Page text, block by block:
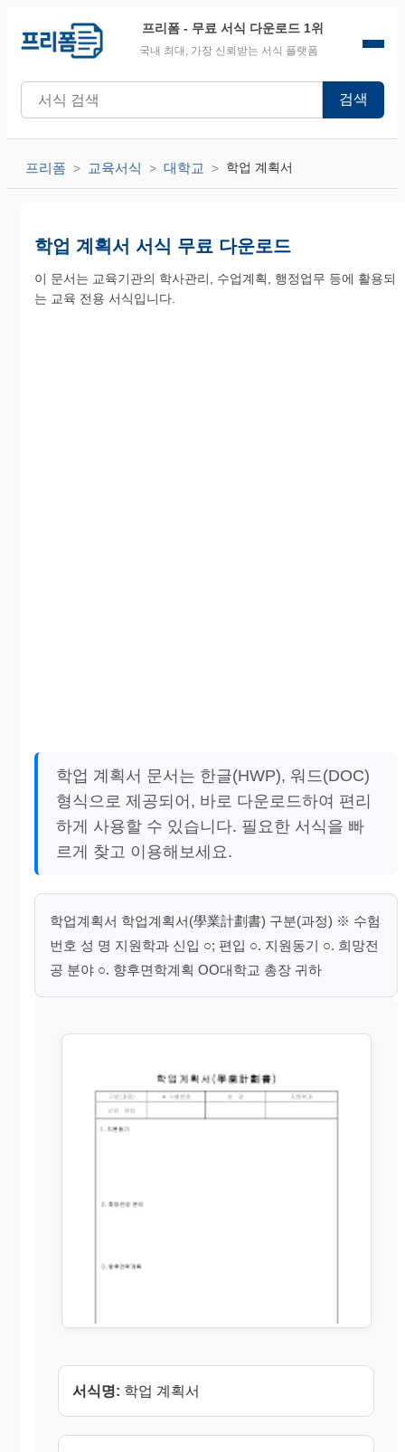
프리폼 - 무료 서식 다운로드 1위
국내 최대, 가장 신뢰받는 서식 플랫폼
검색
프리폼 교육서식 대학교 학업 계획서
학업 계획서 서식 무료 다운로드
이 문서는 교육기관의 학사관리, 수업계획, 행정업무 등에 활용되
는 교육 전용 서식입니다.
학업 계획서 문서는 한글(HWP), 워드(DOC)
형식으로 제공되어, 바로 다운로드하여 편리
하게 사용할 수 있습니다. 필요한 서식을 빠
르게 찾고 이용해보세요.
학업계획서 학업계획서(學業計劃書) 구분(과정) ※ 수험
번호 성 명 지원학과 신입 ○; 편입 ○. 지원동기 ○. 희망전
공 분야 ○. 향후면학계획 OO대학교 총장 귀하
서식명: 학업 계획서